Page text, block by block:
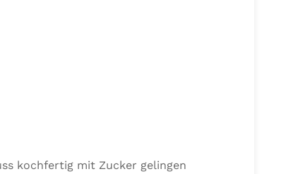
kochfertig mit Zucker gelingen